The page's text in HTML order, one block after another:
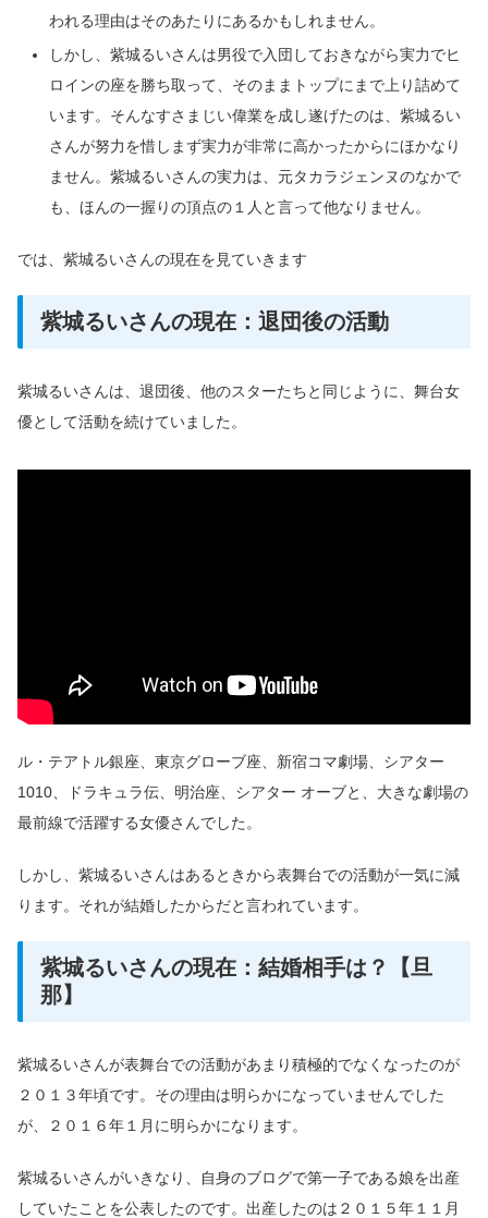
われる理由はそのあたりにあるかもしれません。
しかし、紫城るいさんは男役で入団しておきながら実力でヒ
ロインの座を勝ち取って、そのままトップにまで上り詰めて
います。そんなすさまじい偉業を成し遂げたのは、紫城るい
さんが努力を惜しまず実力が非常に高かったからにほかなり
ません。紫城るいさんの実力は、元タカラジェンヌのなかで
も、ほんの一握りの頂点の１人と言って他なりません。
では、紫城るいさんの現在を見ていきます
紫城るいさんの現在：退団後の活動
紫城るいさんは、退団後、他のスターたちと同じように、舞台女
優として活動を続けていました。
ル・テアトル銀座、東京グローブ座、新宿コマ劇場、シアター
1010、ドラキュラ伝、明治座、シアター オーブと、大きな劇場の
最前線で活躍する女優さんでした。
しかし、紫城るいさんはあるときから表舞台での活動が一気に減
ります。それが結婚したからだと言われています。
紫城るいさんの現在：結婚相手は？【旦
那】
紫城るいさんが表舞台での活動があまり積極的でなくなったのが
２０１３年頃です。その理由は明らかになっていませんでした
が、２０１６年１月に明らかになります。
紫城るいさんがいきなり、自身のブログで第一子である娘を出産
していたことを公表したのです。出産したのは２０１５年１１月